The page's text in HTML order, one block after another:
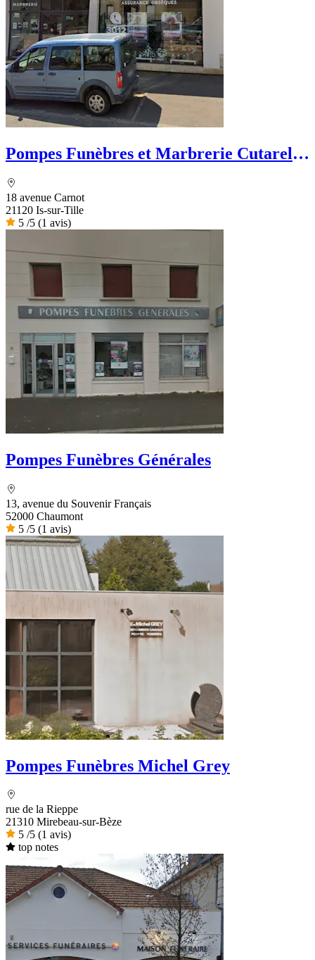
Pompes Funèbres et Marbrerie Cutarella
18 avenue Carnot
21120 Is-sur-Tille
5 /5 (1 avis)
Pompes Funèbres Générales
13, avenue du Souvenir Français
52000 Chaumont
5 /5 (1 avis)
Pompes Funèbres Michel Grey
rue de la Rieppe
21310 Mirebeau-sur-Bèze
5 /5 (1 avis)
top notes